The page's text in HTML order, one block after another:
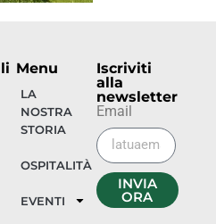
Menu
LA
NOSTRA
STORIA
OSPITALITÀ
EVENTI
Iscriviti
alla
newsletter
Email
INVIA
ORA